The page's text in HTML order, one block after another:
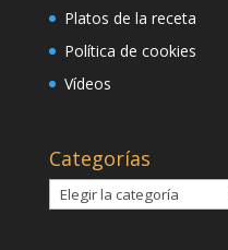
Platos de la receta
Política de cookies
Vídeos
Categorías
Categorías